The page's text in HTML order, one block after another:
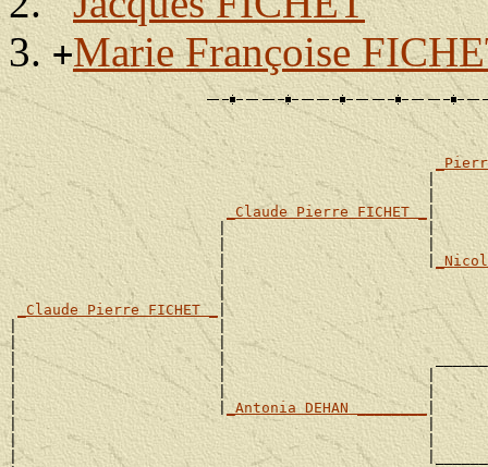
+Marie Françoise
|
|
_Claude Pierre FICHET _
|
|                       |
|
                        |                       |
|
|
_Claude Pierre FICHET _
|
|                       |
|                       |
|                       |
|                       |                       |
|                       |                       |
|                       | _Antonia DEHAN ________
|                                               |
|                                               |
|